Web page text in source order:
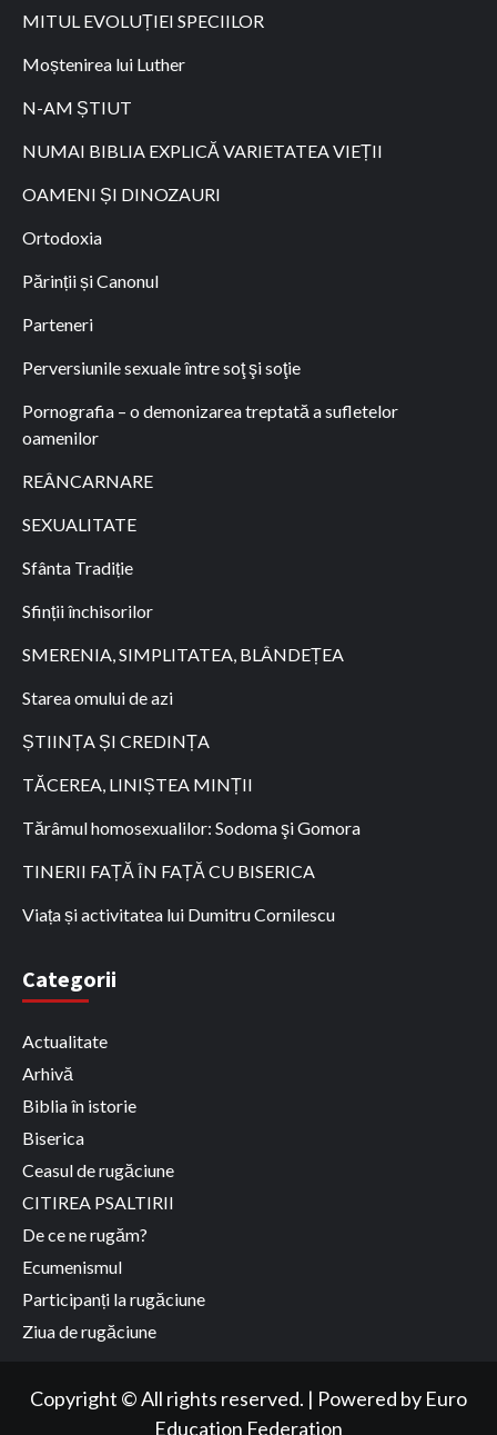
MITUL EVOLUȚIEI SPECIILOR
Moștenirea lui Luther
N-AM ȘTIUT
NUMAI BIBLIA EXPLICĂ VARIETATEA VIEȚII
OAMENI ȘI DINOZAURI
Ortodoxia
Părinții și Canonul
Parteneri
Perversiunile sexuale între soţ şi soţie
Pornografia – o demonizarea treptată a sufletelor
oamenilor
REÂNCARNARE
SEXUALITATE
Sfânta Tradiție
Sfinții închisorilor
SMERENIA, SIMPLITATEA, BLÂNDEȚEA
Starea omului de azi
ȘTIINȚA ȘI CREDINȚA
TĂCEREA, LINIȘTEA MINȚII
Tărâmul homosexualilor: Sodoma şi Gomora
TINERII FAȚĂ ÎN FAȚĂ CU BISERICA
Viața și activitatea lui Dumitru Cornilescu
Categorii
Actualitate
Arhivă
Biblia în istorie
Biserica
Ceasul de rugăciune
CITIREA PSALTIRII
De ce ne rugăm?
Ecumenismul
Participanți la rugăciune
Ziua de rugăciune
Copyright © All rights reserved. | Powered by Euro
Education Federation